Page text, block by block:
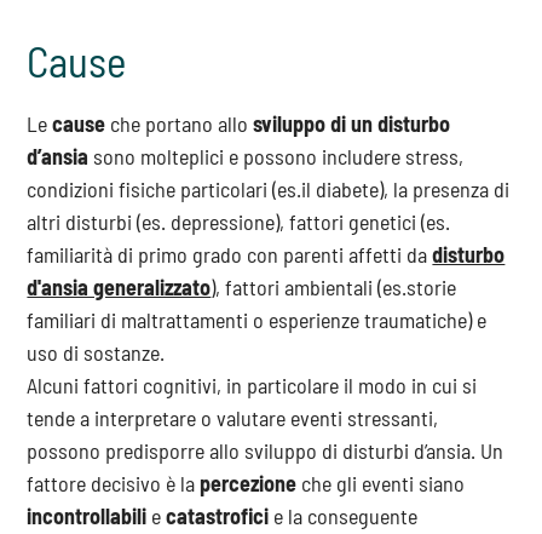
Cause
Lecause che portano allosviluppo di un disturbo
d’ansia sono molteplici e possono includere stress,
condizioni fisiche particolari (es.il diabete), la presenza di
altri disturbi (es. depressione), fattori genetici (es.
familiarità di primo grado con parenti affetti dadisturbo
d'ansia generalizzato), fattori ambientali (es.storie
familiari di maltrattamenti o esperienze traumatiche) e
uso di sostanze.
Alcuni fattori cognitivi, in particolare il modo in cui si
tende a interpretare o valutare eventi stressanti,
possono predisporre allo sviluppo di disturbi d’ansia. Un
fattore decisivo è lapercezione che gli eventi siano
incontrollabili ecatastrofici e la conseguente